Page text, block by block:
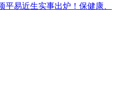
平易近生实事出炉！保健康、